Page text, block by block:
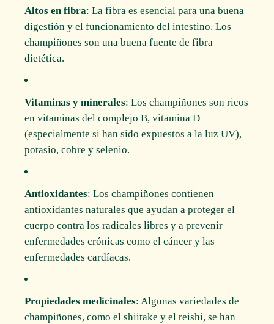
Altos en fibra: La fibra es esencial para una buena
digestión y el funcionamiento del intestino. Los
champiñones son una buena fuente de fibra
dietética.
Vitaminas y minerales: Los champiñones son ricos
en vitaminas del complejo B, vitamina D
(especialmente si han sido expuestos a la luz UV),
potasio, cobre y selenio.
Antioxidantes: Los champiñones contienen
antioxidantes naturales que ayudan a proteger el
cuerpo contra los radicales libres y a prevenir
enfermedades crónicas como el cáncer y las
enfermedades cardíacas.
Propiedades medicinales: Algunas variedades de
champiñones, como el shiitake y el reishi, se han